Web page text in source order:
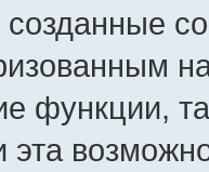
функции,